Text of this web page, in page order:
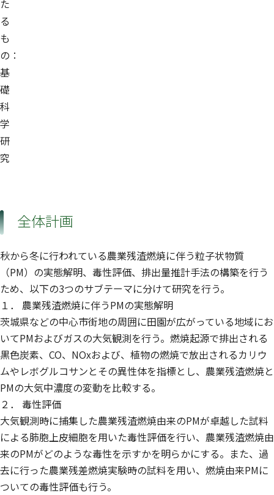
た
る
も
の：
基
礎
科
学
研
究
全体計画
秋から冬に行われている農業残渣燃焼に伴う粒子状物質
（PM）の実態解明、毒性評価、排出量推計手法の構築を行う
ため、以下の3つのサブテーマに分けて研究を行う。
１． 農業残渣燃焼に伴うPMの実態解明
茨城県などの中心市街地の周囲に田園が広がっている地域にお
いてPMおよびガスの大気観測を行う。燃焼起源で排出される
黒色炭素、CO、NOxおよび、植物の燃焼で放出されるカリウ
ムやレボグルコサンとその異性体を指標とし、農業残渣燃焼と
PMの大気中濃度の変動を比較する。
２． 毒性評価
大気観測時に捕集した農業残渣燃焼由来のPMが卓越した試料
による肺胞上皮細胞を用いた毒性評価を行い、農業残渣燃焼由
来のPMがどのような毒性を示すかを明らかにする。また、過
去に行った農業残差燃焼実験時の試料を用い、燃焼由来PMに
ついての毒性評価も行う。